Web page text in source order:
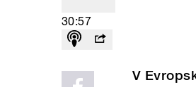
30:57
V